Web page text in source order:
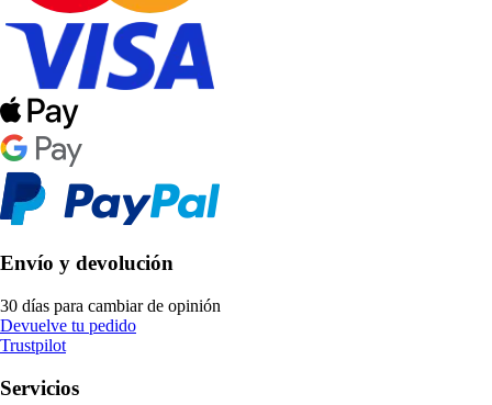
Envío y devolución
30 días para cambiar de opinión
Devuelve tu pedido
Trustpilot
Servicios